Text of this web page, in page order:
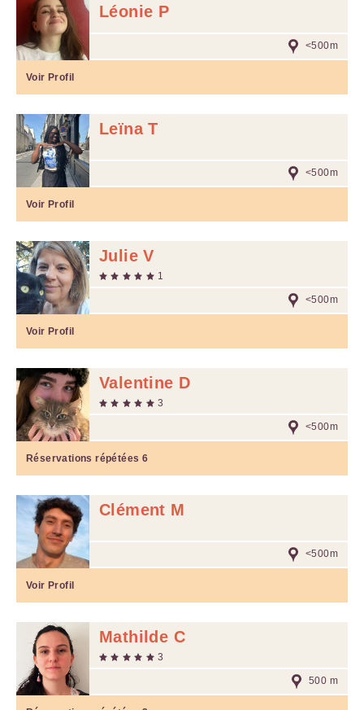
Léonie P
<500m
Voir Profil
Leïna T
<500m
Voir Profil
Julie V
1
<500m
Voir Profil
Valentine D
3
<500m
Réservations répétées 6
Clément M
<500m
Voir Profil
Mathilde C
3
500 m